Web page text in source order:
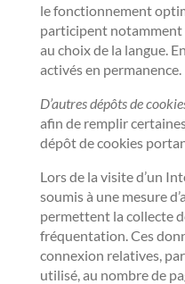
le fonctionnement
participent notamment
au choix de la langue.
activés en permanence.
D’autres dépôts de
afin de remplir
dépôt de cookies
Lors de la visite d’un
soumis à une mesure
permettent la collecte
fréquentation. Ces
connexion relatives,
utilisé, au nombre de